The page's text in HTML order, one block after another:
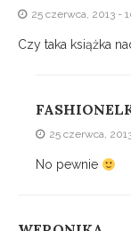
25 czerwca, 2013 -
Czy taka książka
25 czerwca,
No pewnie